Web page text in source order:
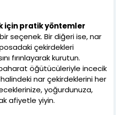
için pratik yöntemler
seçenek. Bir diğeri ise, nar
çekirdekleri
fırınlayarak kurutun.
öğütücüleriyle incecik
nar çekirdeklerini her
yoğurdunuza,
afiyetle yiyin.